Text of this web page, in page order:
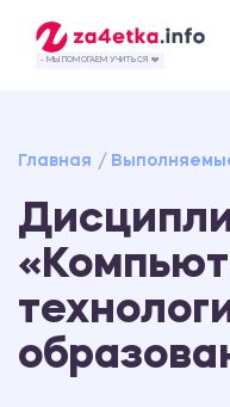
- МЫ ПОМОГАЕМ УЧИТЬСЯ ❤️
Главная